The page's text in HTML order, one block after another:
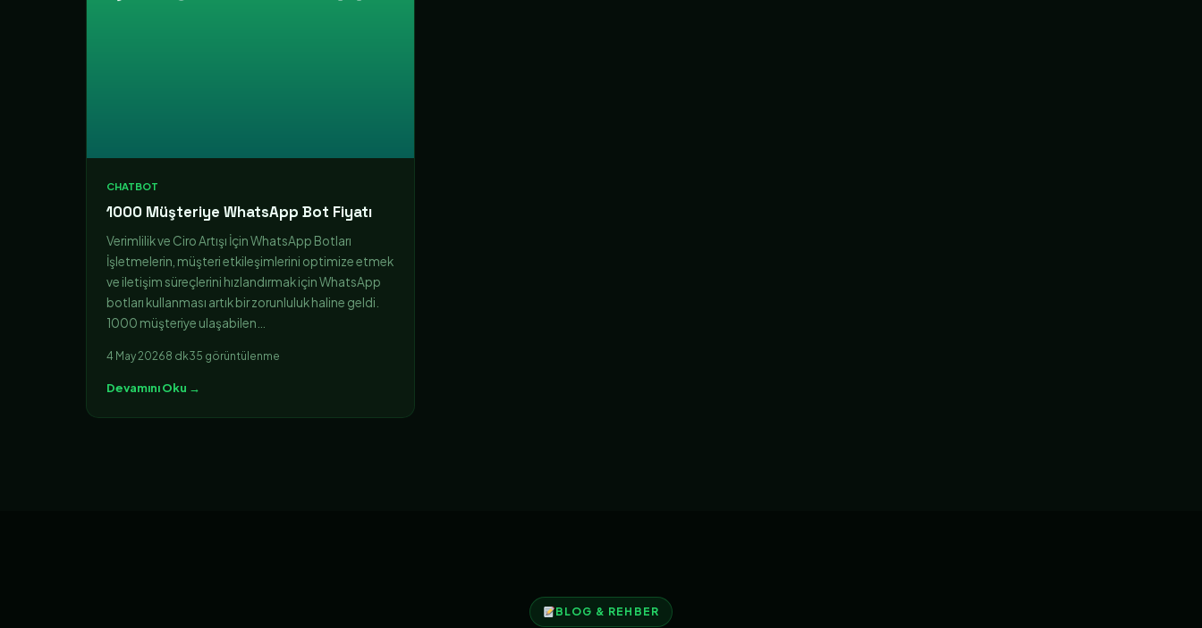
CHATBOT
1000 Müşteriye WhatsApp Bot Fiyatı
Verimlilik ve Ciro Artışı İçin WhatsApp Botları
İşletmelerin, müşteri etkileşimlerini optimize etmek
ve iletişim süreçlerini hızlandırmak için WhatsApp
botları kullanması artık bir zorunluluk haline geldi.
1000 müşteriye ulaşabilen…
4 May 20268 dk35 görüntülenme
Devamını Oku →
BLOG & REHBER